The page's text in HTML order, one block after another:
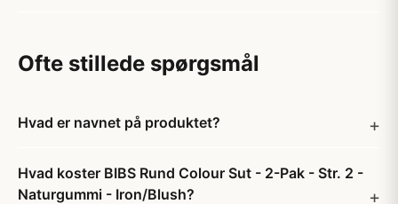
Ofte stillede spørgsmål
Hvad er navnet på produktet?
Hvad koster BIBS Rund Colour Sut - 2-Pak - Str. 2 -
Naturgummi - Iron/Blush?